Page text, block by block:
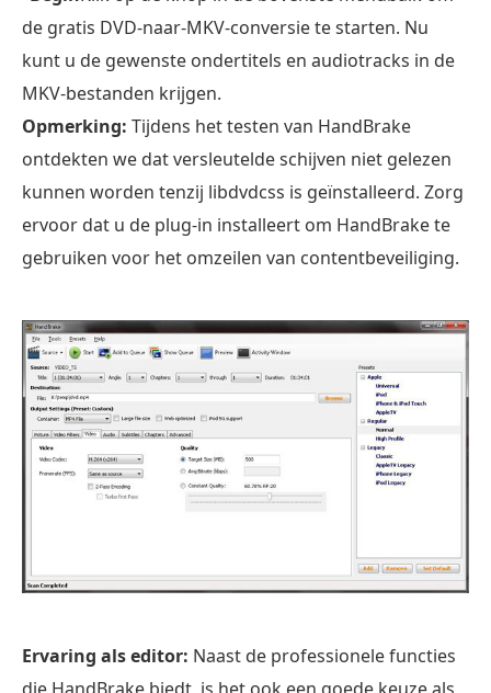
de gratis DVD-naar-MKV-conversie te starten. Nu
kunt u de gewenste ondertitels en audiotracks in de
MKV-bestanden krijgen.
Opmerking: Tijdens het testen van HandBrake
ontdekten we dat versleutelde schijven niet gelezen
kunnen worden tenzij libdvdcss is geïnstalleerd. Zorg
ervoor dat u de plug-in installeert om HandBrake te
gebruiken voor het omzeilen van contentbeveiliging.
Ervaring als editor: Naast de professionele functies